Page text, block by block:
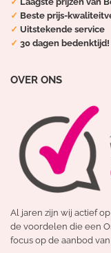
✓ Beste prijs-
✓ Uitstekende service
✓ 30 dagen bedenktijd!
OVER ONS
Al jaren zijn wij actief
de voordelen die een
focus op de aanbod